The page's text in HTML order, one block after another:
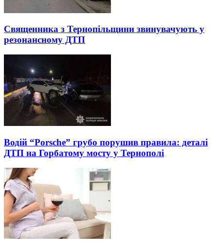
Священника з Тернопільщини звинувачують у
резонансному ДТП
Водій “Porsche” грубо порушив правила: деталі
ДТП на Горбатому мосту у Тернополі